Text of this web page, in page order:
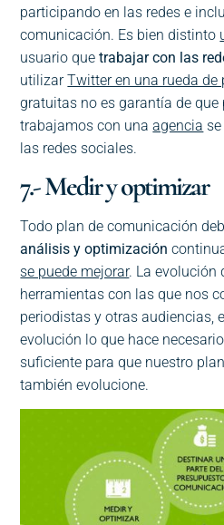
participando en las redes e
comunicación. Es bien distinto
usuario quetrabajar con las
utilizarTwitter en una rueda de
gratuitas no es garantía de que
trabajamos con unaagencia
las redes sociales.
7.- Medir y optimizar
Todo plan de comunicación
análisis y optimización
se puede mejorar. La evolución
herramientas con las que nos
periodistas y otras audiencias,
evolución lo que hace
suficiente para que nuestro
también evolucione.